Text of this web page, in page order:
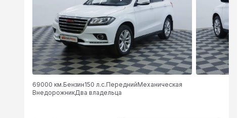
69000 км.Бензин150 л.с.ПереднийМеханическая
ВнедорожникДва владельца